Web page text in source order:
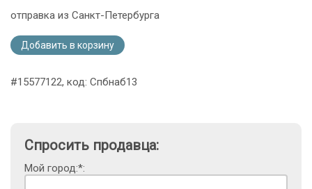
отправка из Санкт-Петербурга
Добавить в корзину
#15577122, код: Спбнаб13
Спросить продавца:
Мой город:*: